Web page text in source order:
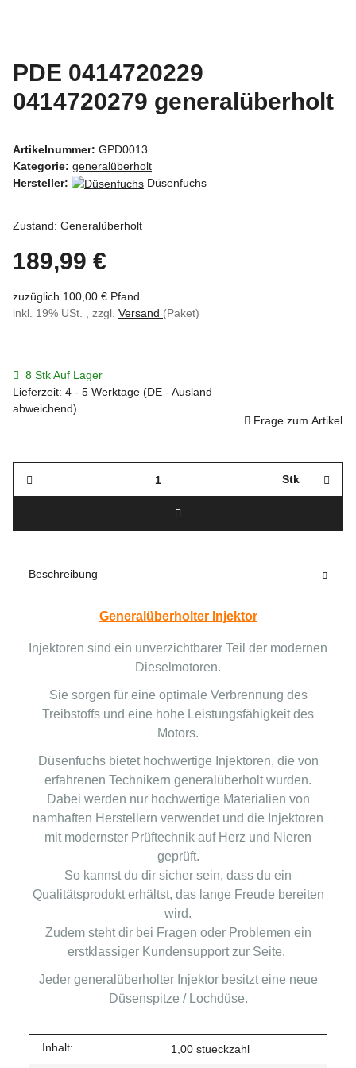
PDE 0414720229
0414720279 generalüberholt
Artikelnummer: GPD0013
Kategorie: generalüberholt
Hersteller:
Düsenfuchs
Zustand: Generalüberholt
189,99 €
zuzüglich 100,00 € Pfand
inkl. 19% USt. , zzgl. Versand (Paket)
8 Stk Auf Lager
Lieferzeit: 4 - 5 Werktage (DE - Ausland
abweichend)
Frage zum Artikel
Stk
Beschreibung
Generalüberholter Injektor
Injektoren sind ein unverzichtbarer Teil der modernen
Dieselmotoren.
Sie sorgen für eine optimale Verbrennung des
Treibstoffs und eine hohe Leistungsfähigkeit des
Motors.
Düsenfuchs bietet hochwertige Injektoren, die von
erfahrenen Technikern generalüberholt wurden.
Dabei werden nur hochwertige Materialien von
namhaften Herstellern verwendet und die Injektoren
mit modernster Prüftechnik auf Herz und Nieren
geprüft.
So kannst du dir sicher sein, dass du ein
Qualitätsprodukt erhältst, das lange Freude bereiten
wird.
Zudem steht dir bei Fragen oder Problemen ein
erstklassiger Kundensupport zur Seite.
Jeder generalüberholter Injektor besitzt eine neue
Düsenspitze / Lochdüse.
Inhalt: 1,00 stueckzahl